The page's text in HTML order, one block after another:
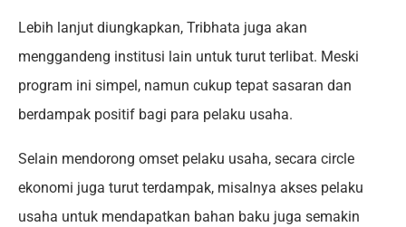
Lebih lanjut diungkapkan, Tribhata juga akan
menggandeng institusi lain untuk turut terlibat. Meski
program ini simpel, namun cukup tepat sasaran dan
berdampak positif bagi para pelaku usaha.
Selain mendorong omset pelaku usaha, secara circle
ekonomi juga turut terdampak, misalnya akses pelaku
usaha untuk mendapatkan bahan baku juga semakin